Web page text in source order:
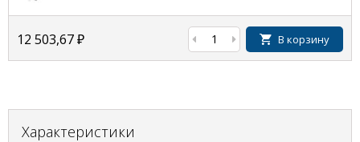
12 503,67₽ В корзину
Характеристики